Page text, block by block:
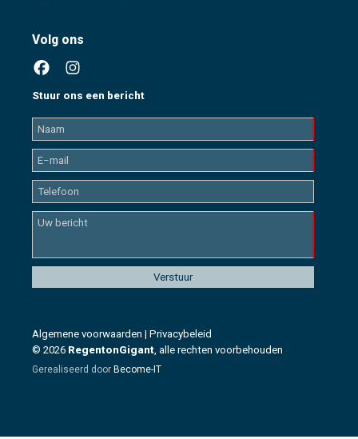
Volg ons
Stuur ons een bericht
Algemene voorwaarden | Privacybeleid
© 2026 RegentonGigant, alle rechten voorbehouden
Gerealiseerd door Become-IT